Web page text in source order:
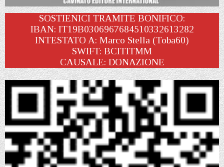
SOSTIENICI TRAMITE BONIFICO:
IBAN: IT19B0306967684510332613282
INTESTATO A: Marco Stella (Toba60)
SWIFT: BCITITMM
CAUSALE: DONAZIONE